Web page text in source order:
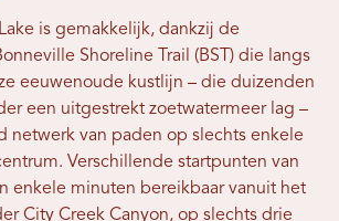
is gemakkelijk, dankzij de
Shoreline Trail (BST) die langs
eeuwenoude kustlijn – die duizenden
een uitgestrekt zoetwatermeer lag –
netwerk van paden op slechts enkele
Verschillende startpunten van
enkele minuten bereikbaar vanuit het
City Creek Canyon, op slechts drie